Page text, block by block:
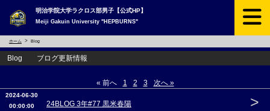
明治学院大学ラクロス部男子【公式HP】
Meiji Gakuin University "HEPBURNS"
ホーム Blog
Blog ブログ更新情報
« 前へ 1 2 3 次へ »
2024-06-30
00:00:00
24BLOG 3年#77 黒米春陽 >